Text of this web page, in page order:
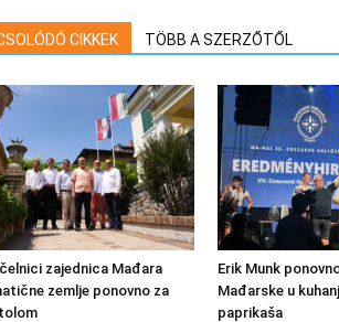
CIKKEK TÖBB A SZERZŐTŐL
zajednica Mađara
zemlje ponovno za
Erik Munk
Mađarske u
paprikaša